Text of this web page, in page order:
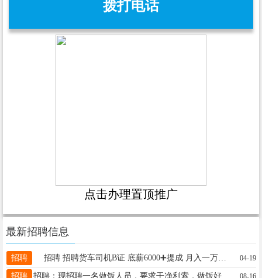
拨打电话
点击办理置顶推广
最新招聘信息
招聘 招聘 招聘货车司机B证 底薪6000➕提成 月入一万左右 需体力劳动 能劳者多得 招聘车队队长薪资面议 联系电话☎:19845378777 04-19
招聘 招聘：现招聘一名做饭人员，要求干净利索，做饭好吃，有责任心，心地善良，年龄在55岁以下的女士。早饭就餐七人；午饭就餐五人，有意向者请打电话联系：13796975969 08-16